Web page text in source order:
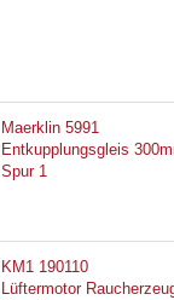
Maerklin 5991
Entkupplungsgleis
Spur 1
KM1 190110
Lüftermotor